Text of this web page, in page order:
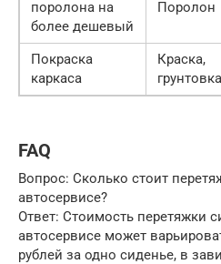
поролона на
более дешевый
Поролон
Покраска
каркаса
Краска,
грунтовка
FAQ
Вопрос: Сколько стоит
автосервисе?
Ответ: Стоимость перетяжки
автосервисе может
рублей за одно сиденье, в